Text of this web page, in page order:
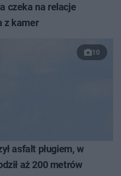
czeka na relacje
z kamer
10
asfalt pługiem, w
aż 200 metrów